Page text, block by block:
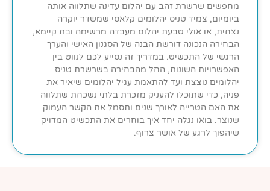
מחפשים שרשרת זהב עם יהלום עדינה שתלווה אותה
ביומיום, צמיד טניס יהלומים קלאסי שמשדר יוקרה
נצחית, או אולי טבעת יהלום מעבדה מרשימה ובת קיימא,
הבחירה הנכונה דורשת הבנה של הסגנון האישי והערך
הרגשי של התכשיט. במדריך זה נסייע לכם לנווט בין
האפשרויות השונות, החל מהבחירה בשרשרת טניס
יהלומים נוצצת ועד להתאמת עגיל יהלומים שיאיר את
פניה, כדי שתוכלו להעניק מזכרת בלתי נשכחת שתלווה
את האם הטרייה לאורך שנים ותסמל את הקשר העמוק
שנוצר. בואו נגלה יחד איך בוחרים את התכשיט המדויק
שיהפוך לרגע של אושר צרוף.